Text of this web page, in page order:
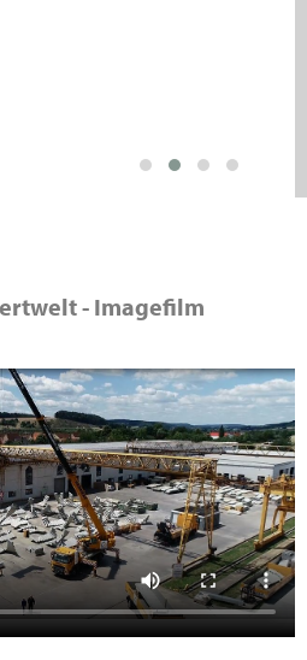
- Imagefilm